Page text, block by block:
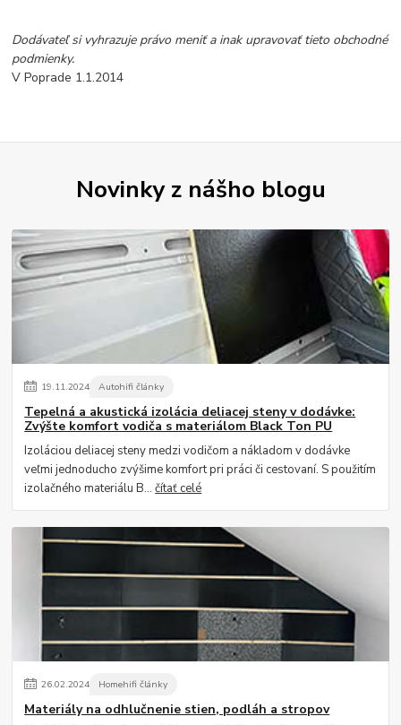
Dodávateľ si vyhrazuje právo meniť a inak upravovať tieto obchodné
podmienky.
V Poprade 1.1.2014
Novinky z nášho blogu
19.11.2024 Autohifi články
Tepelná a akustická izolácia deliacej steny v dodávke:
Zvýšte komfort vodiča s materiálom Black Ton PU
Izoláciou deliacej steny medzi vodičom a nákladom v dodávke
veľmi jednoducho zvýšime komfort pri práci či cestovaní. S použitím
izolačného materiálu B...čítať celé
26.02.2024 Homehifi články
Materiály na odhlučnenie stien, podláh a stropov